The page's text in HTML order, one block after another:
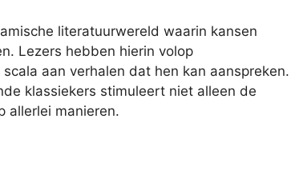
literatuurwereld waarin kansen
Lezers hebben hierin volop
aan verhalen dat hen kan aanspreken.
klassiekers stimuleert niet alleen de
allerlei manieren.